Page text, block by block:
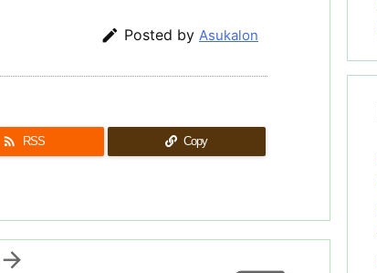
 Posted by Asukalon
 RSS Copy
